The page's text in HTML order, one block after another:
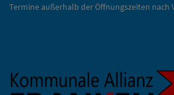
Termine außerhalb der Öffnungszeiten nach